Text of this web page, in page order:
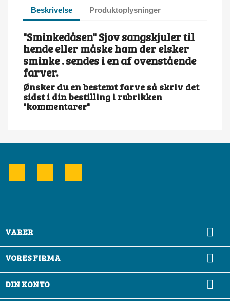
Beskrivelse Produktoplysninger
"Sminkedåsen" Sjov sangskjuler til
hende eller måske ham der elsker
sminke . sendes i en af ovenstående
farver.
Ønsker du en bestemt farve så skriv det
sidst i din bestilling i rubrikken
"kommentarer"
VARER 
VORES FIRMA 
DIN KONTO 